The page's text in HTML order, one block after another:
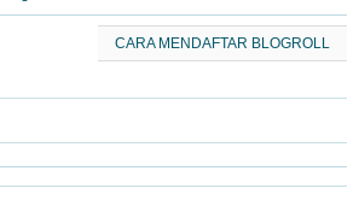
CARA MENDAFTAR BLOGROLL